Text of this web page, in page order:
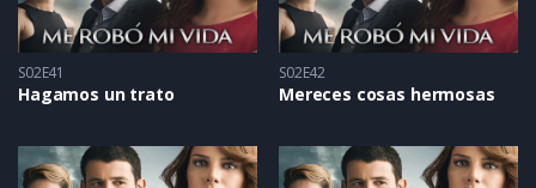
S02E41
Hagamos un trato
S02E42
Mereces cosas hermosas